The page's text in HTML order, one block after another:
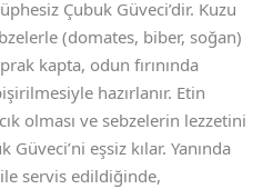
Çubuk Güveci’dir. Kuzu
(domates, biber, soğan)
kapta, odun fırınında
hazırlanır. Etin
olması ve sebzelerin lezzetini
Güveci’ni eşsiz kılar. Yanında
ile servis edildiğinde,